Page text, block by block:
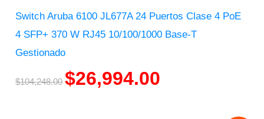
Switch Aruba 6100 JL677A 24 Puertos Clase 4 PoE
4 SFP+ 370 W RJ45 10/100/1000 Base-T
Gestionado
$104,248.00 $26,994.00